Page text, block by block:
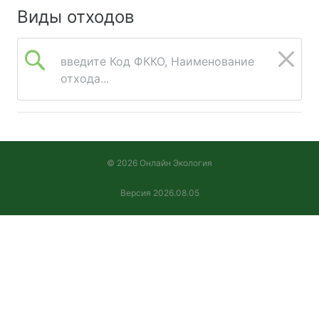
Виды отходов
введите Код ФККО, Наименование
отхода...
© 2026 Онлайн Экология
Версия 2026.08.05